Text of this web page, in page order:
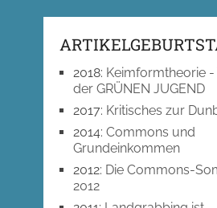
2018: Keimformtheorie
der GRÜNEN JUGEND
2017: Kritisches zur
2014: Commons und
Grundeinkommen
2012: Die Commons-
2012